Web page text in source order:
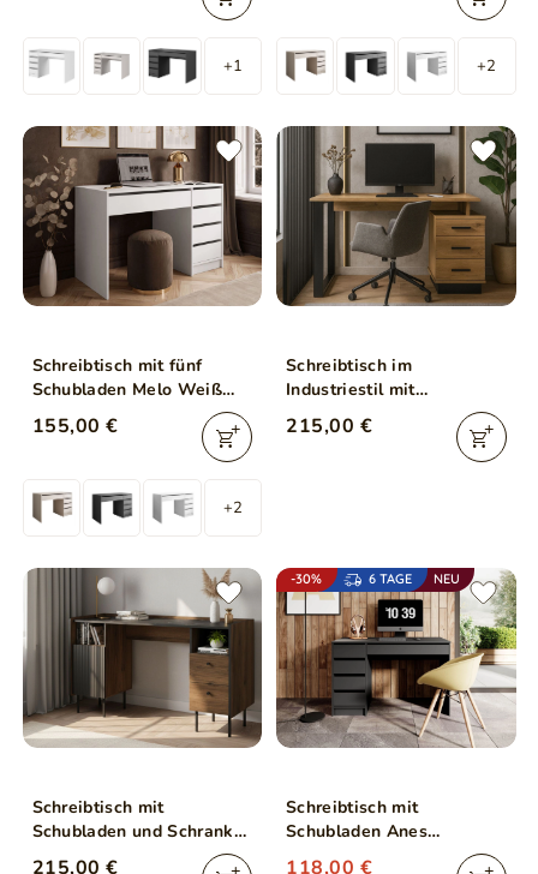
+1 +2
Schreibtisch mit fünf
Schubladen Melo Weiß
Matt
155,00 €
+2
Schreibtisch im
Industriestil mit
Schubladen Lavore Wotan
Eiche, Schwarz matt
215,00 €
Schreibtisch mit
Schubladen und Schrank
Nussbaum Warmia,
215,00 €
-30% 6 TAGE NEU
Schreibtisch mit
Schubladen Anes
Anthrazit
118,00 €